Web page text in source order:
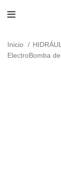
Inicio
ElectroBomba